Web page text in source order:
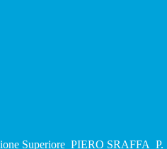
Superiore PIERO SRAFFA P.